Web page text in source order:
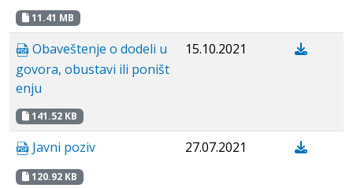
11.41 MB
Obaveštenje o dodeli u
govora, obustavi ili poništ
enju
141.52 KB
15.10.2021
Javni poziv
120.92 KB
27.07.2021